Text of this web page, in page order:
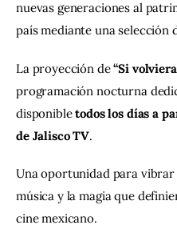
nuevas generaciones al
país mediante una selección
La proyección de “Si
programación nocturna
disponible todos los días a
de Jalisco TV.
Una oportunidad para
música y la magia que
cine mexicano.